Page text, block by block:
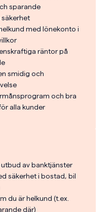
sparande
med lönekonto i
räntor på
smidig och
och bra
alla kunder
av banktjänster
säkerhet i bostad, bil
du är helkund (t.ex.
där)